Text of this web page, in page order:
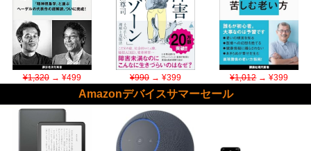
¥1,320→ ¥499 ¥990→ ¥399 ¥1,012→ ¥399
Amazonデバイスサマーセール